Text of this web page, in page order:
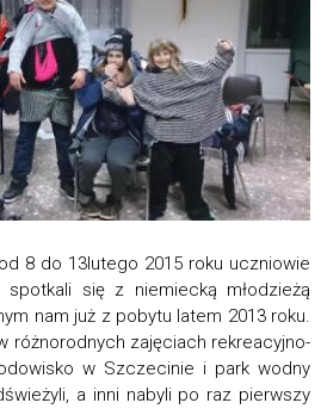
8 do 13lutego 2015 roku uczniowie
spotkali się z niemiecką młodzieżą
nam już z pobytu latem 2013 roku.
różnorodnych zajęciach rekreacyjno-
w Szczecinie i park wodny
a inni nabyli po raz pierwszy